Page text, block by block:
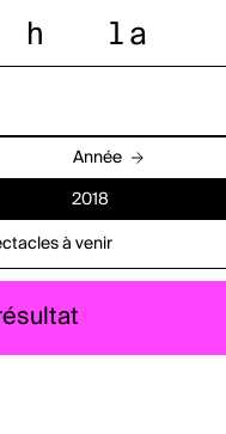
h l a
Année
2018
à venir